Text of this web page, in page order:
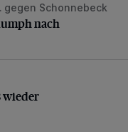
nach
gegen Schonnebeck
nach
wieder aufgestanden“
wieder